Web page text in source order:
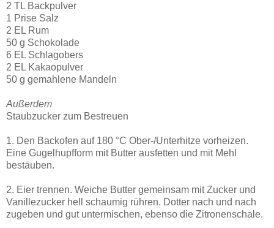
2 TL Backpulver
1 Prise Salz
2 EL Rum
50 g Schokolade
6 EL Schlagobers
2 EL Kakaopulver
50 g gemahlene Mandeln
Außerdem
Staubzucker zum Bestreuen
1. Den Backofen auf 180 °C Ober-/Unterhitze vorheizen.
Eine Gugelhupfform mit Butter ausfetten und mit Mehl
bestäuben.
2. Eier trennen. Weiche Butter gemeinsam mit Zucker und
Vanillezucker hell schaumig rühren. Dotter nach und nach
zugeben und gut untermischen, ebenso die Zitronenschale.